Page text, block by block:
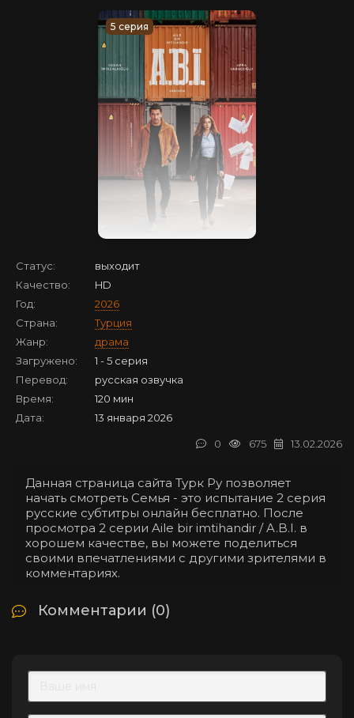
5 серия
Статус:
выходит
Качество:
HD
Год:
2026
Страна:
Турция
Жанр:
драма
Загружено:
1 - 5 серия
Перевод:
русская озвучка
Время:
120 мин
Дата:
13 января 2026
13.02.2026
675
0
Данная страница сайта Турк Ру позволяет
начать смотреть Семья - это испытание 2 серия
русские субтитры онлайн бесплатно. После
просмотра 2 серии Aile bir imtihandir / A.B.I. в
хорошем качестве, вы можете поделиться
своими впечатлениями с другими зрителями в
комментариях.
Комментарии (0)